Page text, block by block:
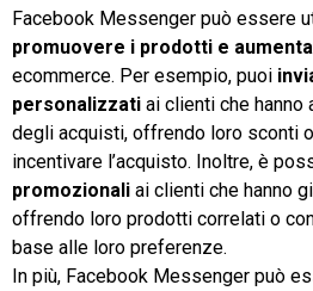
Facebook Messenger può essere
promuovere i prodotti e
ecommerce. Per esempio, puoi
personalizzati ai clienti che hanno
degli acquisti, offrendo loro sconti
incentivare l’acquisto. Inoltre, è
promozionali ai clienti che hanno
offrendo loro prodotti correlati o
base alle loro preferenze.
In più, Facebook Messenger può